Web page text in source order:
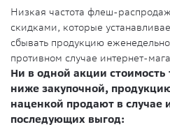
Низкая частота флеш-
скидками, которые
сбывать продукцию
противном случае интернет-
Ни в одной акции
ниже закупочной,
наценкой продают в случае
последующих выгод: